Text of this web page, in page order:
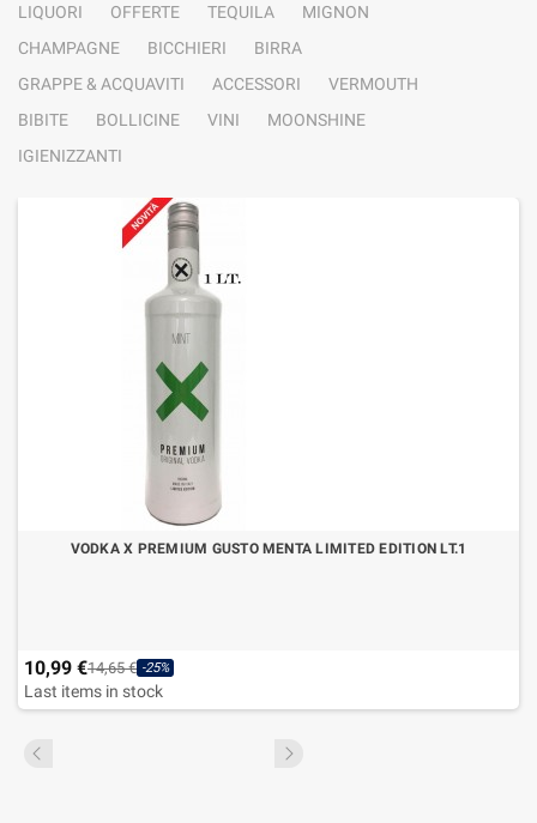
LIQUORI
OFFERTE TEQUILA
MIGNON
CHAMPAGNE
BICCHIERI
BIRRA
GRAPPE & ACQUAVITI
ACCESSORI
VERMOUTH
BIBITE
BOLLICINE VINI
MOONSHINE
IGIENIZZANTI
VODKA X PREMIUM GUSTO MENTA LIMITED EDITION LT.1
10,99 €14,65 € -25%
Last items in stock